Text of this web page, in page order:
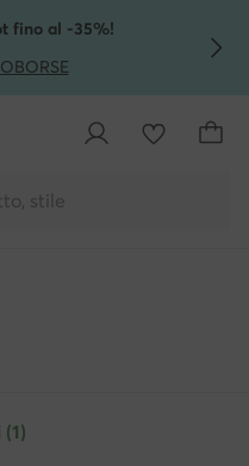
fino al -35%!
BORSE
stile